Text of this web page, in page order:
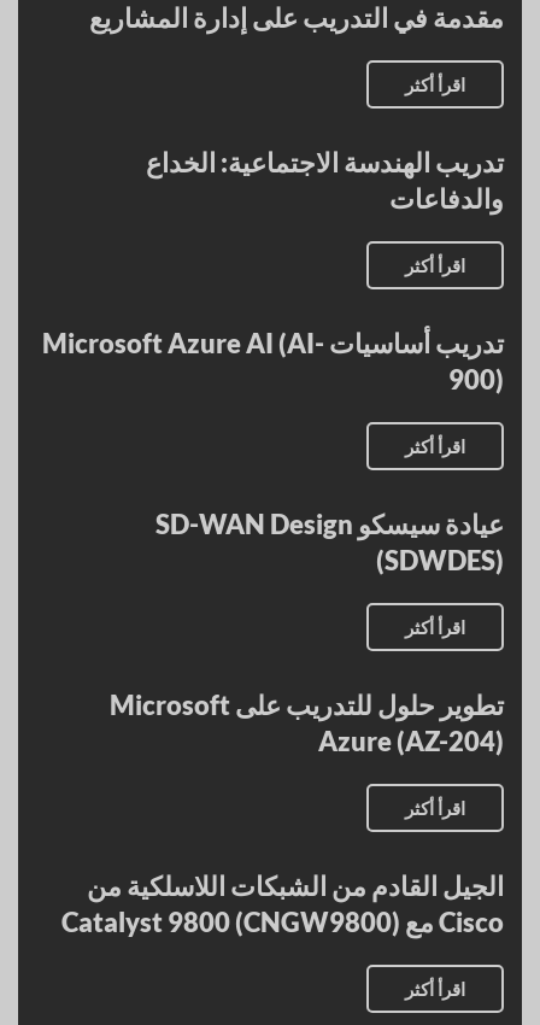
مقدمة في التدريب على إدارة المشاريع
اقرأ أكثر
تدريب الهندسة الاجتماعية: الخداع
والدفاعات
اقرأ أكثر
تدريب أساسيات Microsoft Azure AI (AI-
900)
اقرأ أكثر
عيادة سيسكو SD-WAN Design
(SDWDES)
اقرأ أكثر
تطوير حلول للتدريب على Microsoft
Azure (AZ-204)
اقرأ أكثر
الجيل القادم من الشبكات اللاسلكية من
Cisco مع Catalyst 9800 (CNGW9800)
اقرأ أكثر